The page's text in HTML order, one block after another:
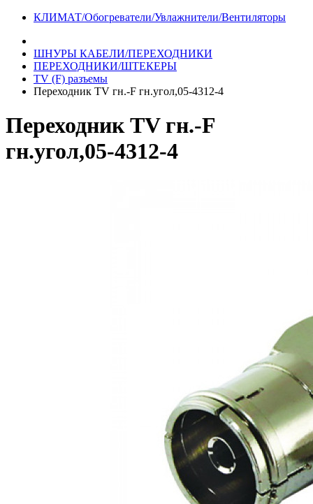
КЛИМАТ/Обогреватели/Увлажнители/Вентиляторы
ШНУРЫ КАБЕЛИ/ПЕРЕХОДНИКИ
ПЕРЕХОДНИКИ/ШТЕКЕРЫ
TV (F) разъемы
Переходник TV гн.-F гн.угол,05-4312-4
Переходник TV гн.-F
гн.угол,05-4312-4